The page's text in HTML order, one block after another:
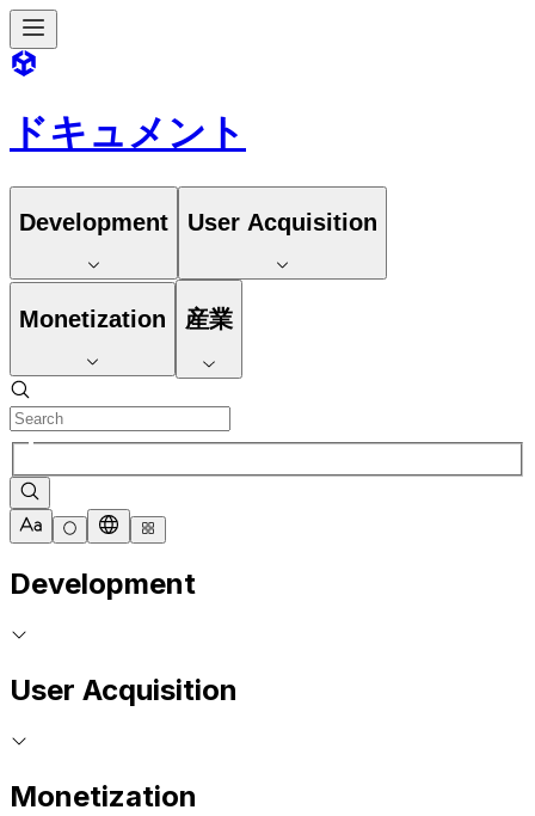
ドキュメント
Development User Acquisition
Monetization 産業
Development
User Acquisition
Monetization